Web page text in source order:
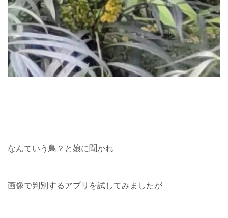
なんていう鳥？と娘に聞かれ
画像で判別するアプリを試してみましたが